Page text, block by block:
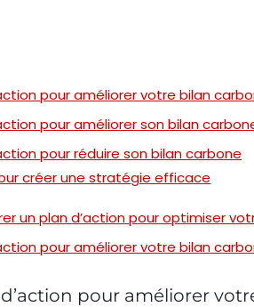
pour améliorer votre bilan
pour améliorer son bilan
pour réduire son bilan carbone
créer une stratégie efficace
un plan d’action pour optimiser
pour améliorer votre bilan
pour améliorer